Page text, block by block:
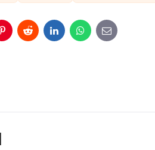
PinterestRedditLinkedInWhatsApp
E-
mail